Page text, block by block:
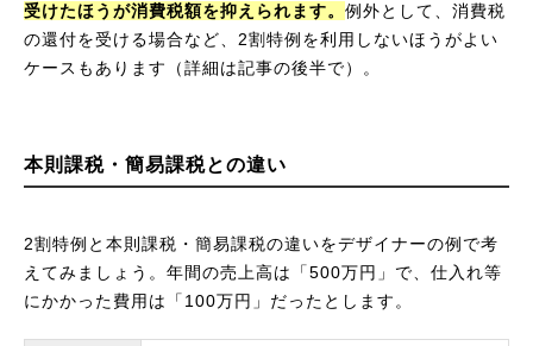
受けたほうが消費税額を抑えられます。 例外として、消費税
の還付を受ける場合など、2割特例を利用しないほうがよい
ケースもあります（詳細は記事の後半で）。
本則課税・簡易課税との違い
2割特例と本則課税・簡易課税の違いをデザイナーの例で考
えてみましょう。年間の売上高は「500万円」で、仕入れ等
にかかった費用は「100万円」だったとします。